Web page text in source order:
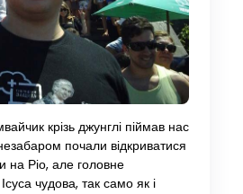
крізь джунглі піймав нас
почали відкриватися
на Ріо, але головне
чудова, так само як і